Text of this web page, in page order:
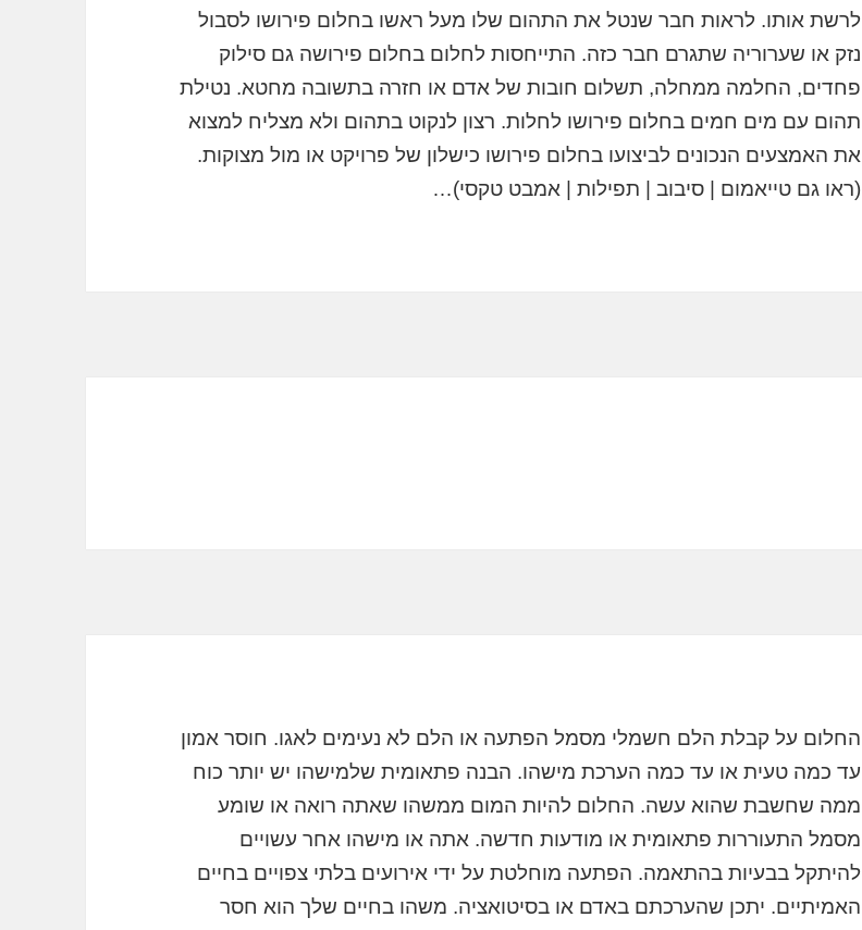
לרשת אותו. לראות חבר שנטל את התהום שלו מעל ראשו בחלום פירושו לסבול
נזק או שערוריה שתגרם חבר כזה. התייחסות לחלום בחלום פירושה גם סילוק
פחדים, החלמה ממחלה, תשלום חובות של אדם או חזרה בתשובה מחטא. נטילת
תהום עם מים חמים בחלום פירושו לחלות. רצון לנקוט בתהום ולא מצליח למצוא
את האמצעים הנכונים לביצועו בחלום פירושו כישלון של פרויקט או מול מצוקות.
(ראו גם טייאמום | סיבוב | תפילות | אמבט טקסי)…
החלום על קבלת הלם חשמלי מסמל הפתעה או הלם לא נעימים לאגו. חוסר אמון
עד כמה טעית או עד כמה הערכת מישהו. הבנה פתאומית שלמישהו יש יותר כוח
ממה שחשבת שהוא עשה. החלום להיות המום ממשהו שאתה רואה או שומע
מסמל התעוררות פתאומית או מודעות חדשה. אתה או מישהו אחר עשויים
להיתקל בבעיות בהתאמה. הפתעה מוחלטת על ידי אירועים בלתי צפויים בחיים
האמיתיים. יתכן שהערכתם באדם או בסיטואציה. משהו בחיים שלך הוא חסר